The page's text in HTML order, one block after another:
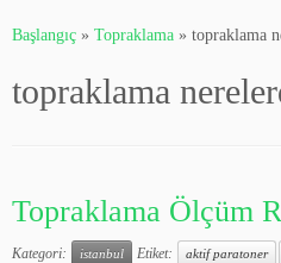
toBaşlangıç » Topraklama » topraklama
topraklama
Topraklama Ölçüm
Kategori: istanbul Etiket: aktif paratoner